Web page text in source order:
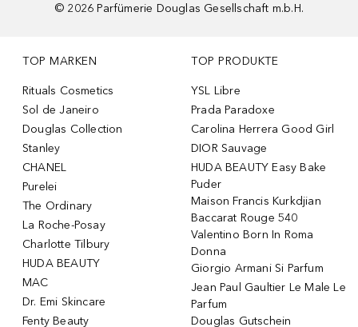
© 2026 Parfümerie Douglas Gesellschaft m.b.H.
TOP MARKEN
Rituals Cosmetics
Sol de Janeiro
Douglas Collection
Stanley
CHANEL
Purelei
The Ordinary
La Roche-Posay
Charlotte Tilbury
HUDA BEAUTY
MAC
Dr. Emi Skincare
Fenty Beauty
TOP PRODUKTE
YSL Libre
Prada Paradoxe
Carolina Herrera Good Girl
DIOR Sauvage
HUDA BEAUTY Easy Bake
Puder
Maison Francis Kurkdjian
Baccarat Rouge 540
Valentino Born In Roma
Donna
Giorgio Armani Si Parfum
Jean Paul Gaultier Le Male Le
Parfum
Douglas Gutschein